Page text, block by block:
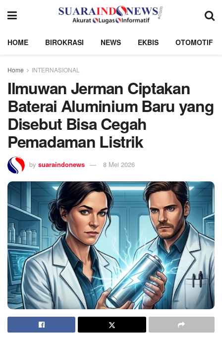
HOME BIROKRASI NEWS EKBIS OTOMOTIF
Home INTERNASIONAL
Ilmuwan Jerman Ciptakan
Baterai Aluminium Baru yang
Disebut Bisa Cegah
Pemadaman Listrik
by suaraindonews 8 Mei 2026